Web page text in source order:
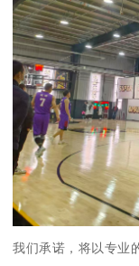
我们承诺，将以专业